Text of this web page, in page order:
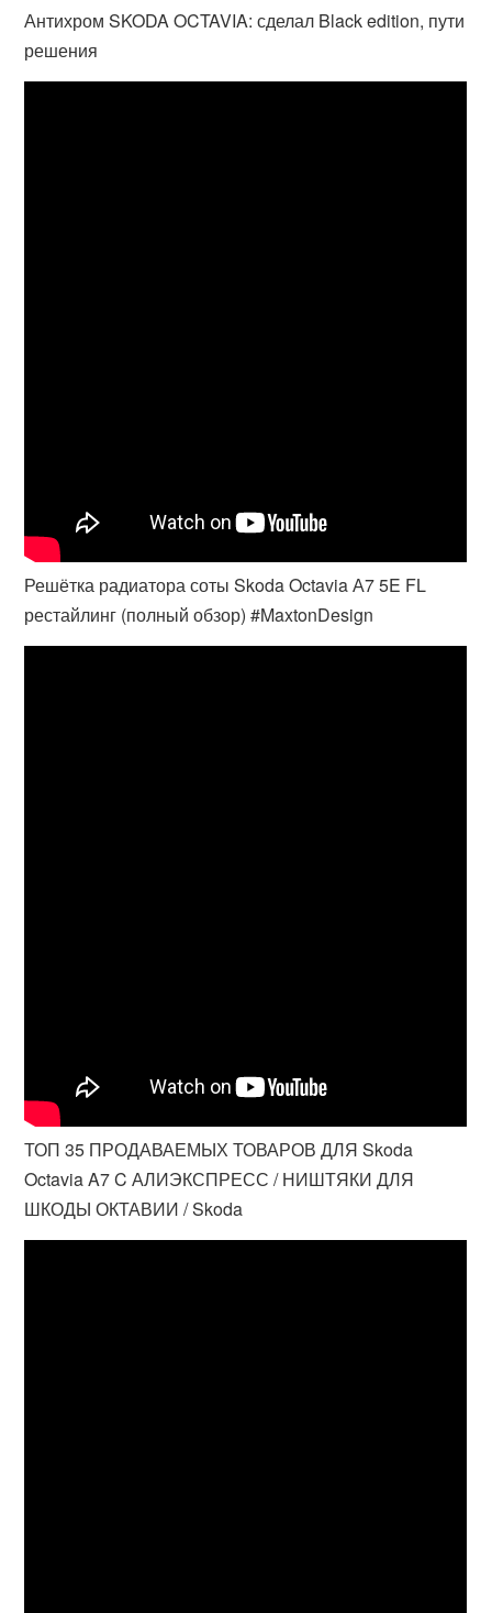
Антихром SKODA OCTAVIA: сделал Black edition, пути
решения
Решётка радиатора соты Skoda Octavia А7 5E FL
рестайлинг (полный обзор) #MaxtonDesign
ТОП 35 ПРОДАВАЕМЫХ ТОВАРОВ ДЛЯ Skoda
Octavia A7 C АЛИЭКСПРЕСС / НИШТЯКИ ДЛЯ
ШКОДЫ ОКТАВИИ / Skoda